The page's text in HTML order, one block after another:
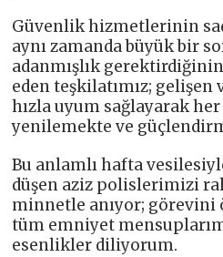
Güvenlik hizmetlerinin
aynı zamanda büyük bir
adanmışlık
eden teşkilatımız; gelişen
hızla uyum sağlayarak
yenilemekte ve
Bu anlamlı hafta
düşen aziz polislerimizi
minnetle anıyor; görevini
tüm emniyet
esenlikler diliyorum.